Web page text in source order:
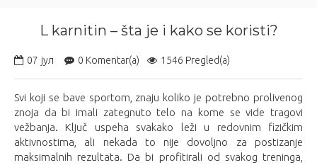
L karnitin – šta je i kako se koristi?
07 јул 0 Komentar(a) 1546 Pregled(a)
Svi koji se bave sportom, znaju koliko je potrebno prolivenog
znoja da bi imali zategnuto telo na kome se vide tragovi
vežbanja. Ključ uspeha svakako leži u redovnim fizičkim
aktivnostima, ali nekada to nije dovoljno za postizanje
maksimalnih rezultata. Da bi profitirali od svakog treninga,